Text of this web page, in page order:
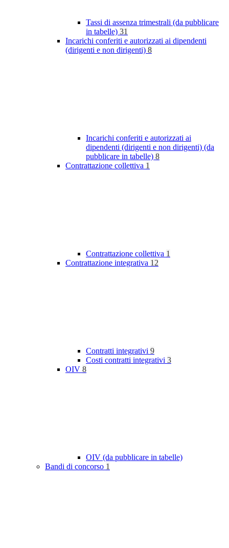
Tassi di assenza trimestrali (da pubblicare
in tabelle) 31
Incarichi conferiti e autorizzati ai dipendenti
(dirigenti e non dirigenti) 8
Incarichi conferiti e autorizzati ai
dipendenti (dirigenti e non dirigenti) (da
pubblicare in tabelle) 8
Contrattazione collettiva 1
Contrattazione collettiva 1
Contrattazione integrativa 12
Contratti integrativi 9
Costi contratti integrativi 3
OIV 8
OIV (da pubblicare in tabelle)
Bandi di concorso 1